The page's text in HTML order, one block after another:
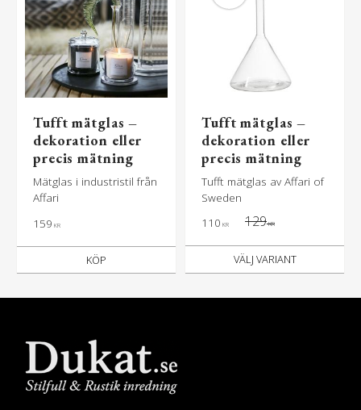
Tufft mätglas –
dekoration eller
precis mätning
Mätglas i industristil från
Affari
159 KR
KÖP
Tufft mätglas –
dekoration eller
precis mätning
Tufft mätglas av Affari of
Sweden
110 KR 129KR